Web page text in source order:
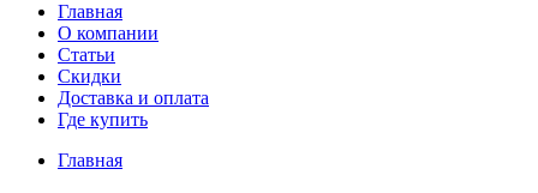
Главная
О компании
Статьи
Скидки
Доставка и оплата
Где купить
Главная